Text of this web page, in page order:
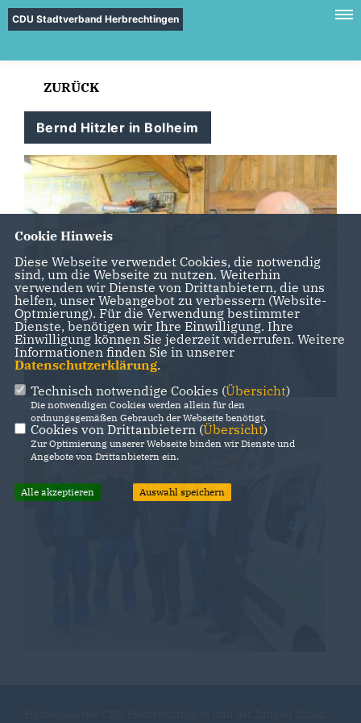
CDU Stadtverband Herbrechtingen
ZURÜCK
Bernd Hitzler in Bolheim
Cookie Hinweis
Diese Webseite verwendet Cookies, die notwendig
sind, um die Webseite zu nutzen. Weiterhin
verwenden wir Dienste von Drittanbietern, die uns
helfen, unser Webangebot zu verbessern (Website-
Optmierung). Für die Verwendung bestimmter
Dienste, benötigen wir Ihre Einwilligung. Ihre
Einwilligung können Sie jederzeit widerrufen. Weitere
Informationen finden Sie in unserer
Datenschutzerklärung.
Technisch notwendige Cookies (Übersicht)
Die notwendigen Cookies werden allein für den
ordnungsgemäßen Gebrauch der Webseite benötigt.
Cookies von Drittanbietern (Übersicht)
Zur Optimierung unserer Webseite binden wir Dienste und
Angebote von Drittanbietern ein.
Alle akzeptieren Auswahl speichern